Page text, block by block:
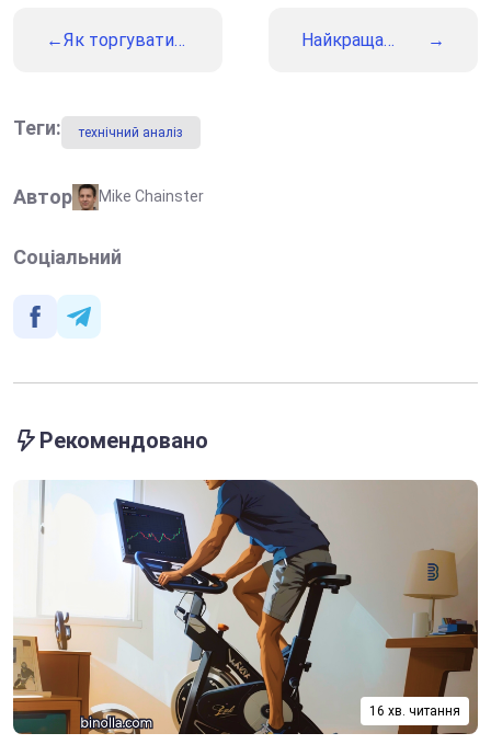
Як торгувати
путівник
Найкраща
Теги: технічний аналіз
Автор Mike Chainster
Соціальний
Рекомендовано
16 хв. читання